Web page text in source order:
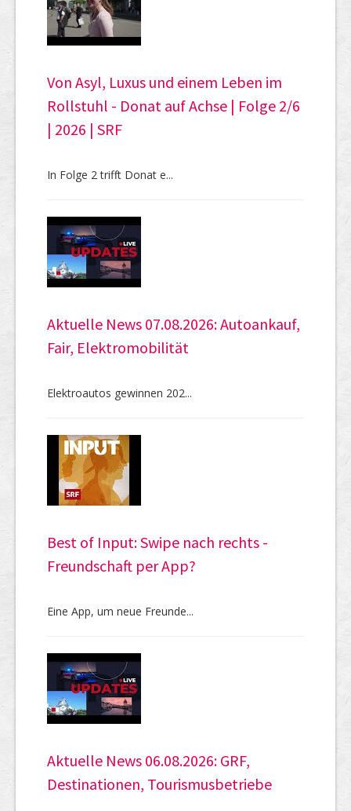
Von Asyl, Luxus und einem Leben im
Rollstuhl - Donat auf Achse | Folge 2/6
| 2026 | SRF
In Folge 2 trifft Donat e...
Aktuelle News 07.08.2026: Autoankauf,
Fair, Elektromobilität
Elektroautos gewinnen 202...
Best of Input: Swipe nach rechts -
Freundschaft per App?
Eine App, um neue Freunde...
Aktuelle News 06.08.2026: GRF,
Destinationen, Tourismusbetriebe